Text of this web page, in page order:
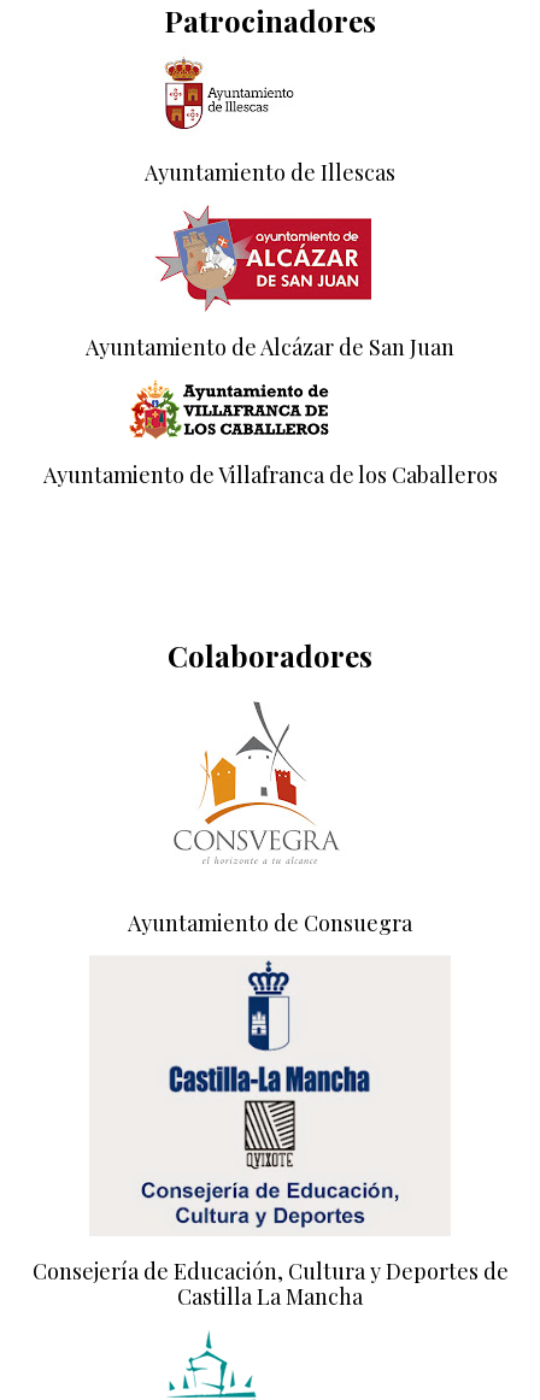
Patrocinadores
Ayuntamiento de Illescas
Ayuntamiento de Alcázar de San Juan
Ayuntamiento de Villafranca de los Caballeros
Colaboradores
Ayuntamiento de Consuegra
Consejería de Educación, Cultura y Deportes de
Castilla La Mancha